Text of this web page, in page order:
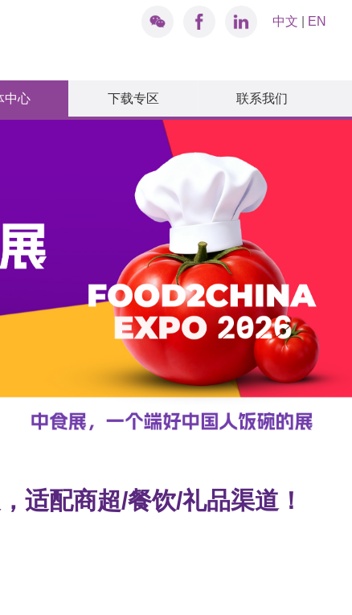
中文 EN
中心 下载专区 联系我们
适配商超/餐饮/礼品渠道！